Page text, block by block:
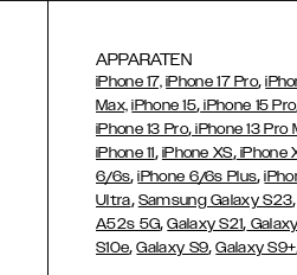
APPARATEN
iPhone 17, iPhone 17 Pro,
Max, iPhone 15, iPhone 15 Pro
iPhone 13 Pro, iPhone 13 Pro
iPhone 11, iPhone XS,iPhone
6/6s,iPhone 6/6s Plus,
Ultra, Samsung Galaxy S23
A52s 5G,Galaxy S21,
S10e,Galaxy S9,Galaxy S9+